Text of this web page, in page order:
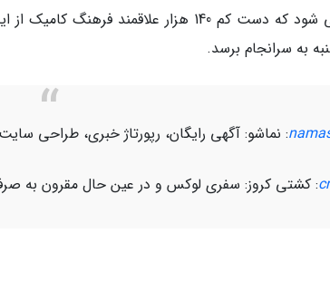
پیش بینی می شود که دست کم 140 هزار
به سرانجام برسد.
: نماشو: آگهی رایگان، رپورتاژ خبری، طراحی
: کشتی کروز: سفری لوکس و در عین حال مقرون به